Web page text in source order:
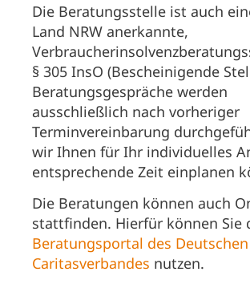
Die Beratungsstelle ist auch
Land NRW anerkannte,
§ 305 InsO (Bescheinigende
Beratungsgespräche werden
ausschließlich nach vorheriger
Terminvereinbarung
wir Ihnen für Ihr individuelles
entsprechende Zeit einplanen
Die Beratungen können auch
stattfinden. Hierfür können Sie
Beratungsportal des Deutschen
Caritasverbandes nutzen.